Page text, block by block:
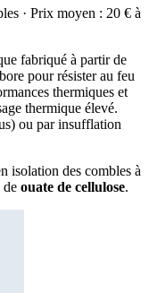
· Prix moyen : 20 € à
fabriqué à partir de
pour résister au feu
thermiques et
thermique élevé.
ou par insufflation
isolation des combles à
de ouate de cellulose.